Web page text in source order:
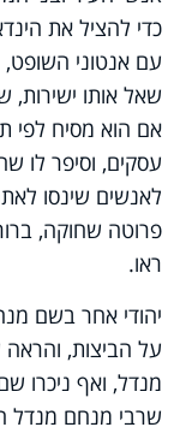
כדי להציל את
עם אנטוני השופט,
שאל אותו
אם הוא מסיח לפי
עסקים, וסיפר לו
לאנשים שינסו
פרוטה שחוקה,
ראו.
יהודי אחר בשם
על הביצות,
מנדל, ואף ניכרו
שרבי מנחם מנדל